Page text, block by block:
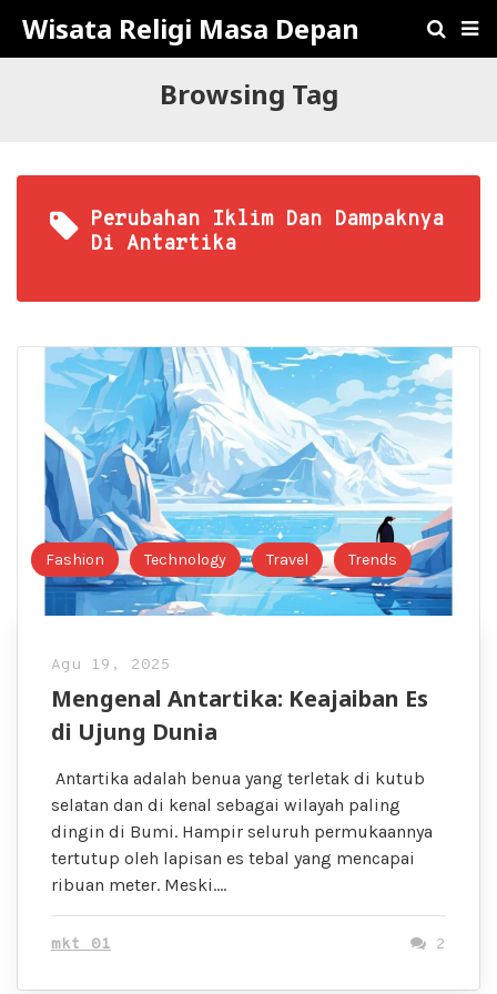
Wisata Religi Masa Depan
Browsing Tag
Perubahan Iklim Dan Dampaknya
Di Antartika
Fashion Technology Travel Trends
Agu 19, 2025
Mengenal Antartika: Keajaiban Es
di Ujung Dunia
Antartika adalah benua yang terletak di kutub
selatan dan di kenal sebagai wilayah paling
dingin di Bumi. Hampir seluruh permukaannya
tertutup oleh lapisan es tebal yang mencapai
ribuan meter. Meski….
mkt 01 2